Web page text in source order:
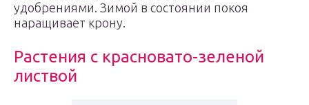
удобрениями. Зимой в состоянии покоя
наращивает крону.
Растения с красновато-зеленой
листвой